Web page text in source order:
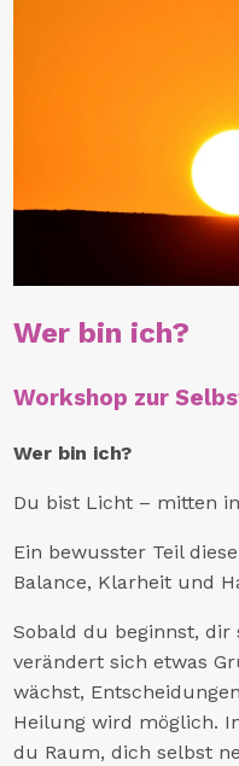
Wer bin ich?
Workshop zur
Wer bin ich?
Du bist Licht – mitten
Ein bewusster Teil
Balance, Klarheit und
Sobald du beginnst,
verändert sich etwas
wächst,
Heilung wird möglich.
du Raum, dich selbst